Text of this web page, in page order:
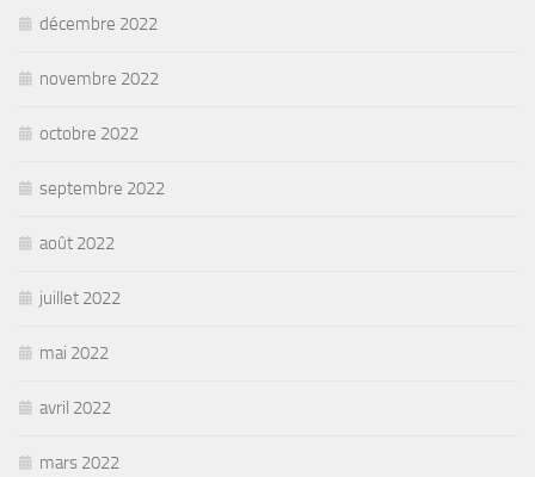
décembre 2022
novembre 2022
octobre 2022
septembre 2022
août 2022
juillet 2022
mai 2022
avril 2022
mars 2022